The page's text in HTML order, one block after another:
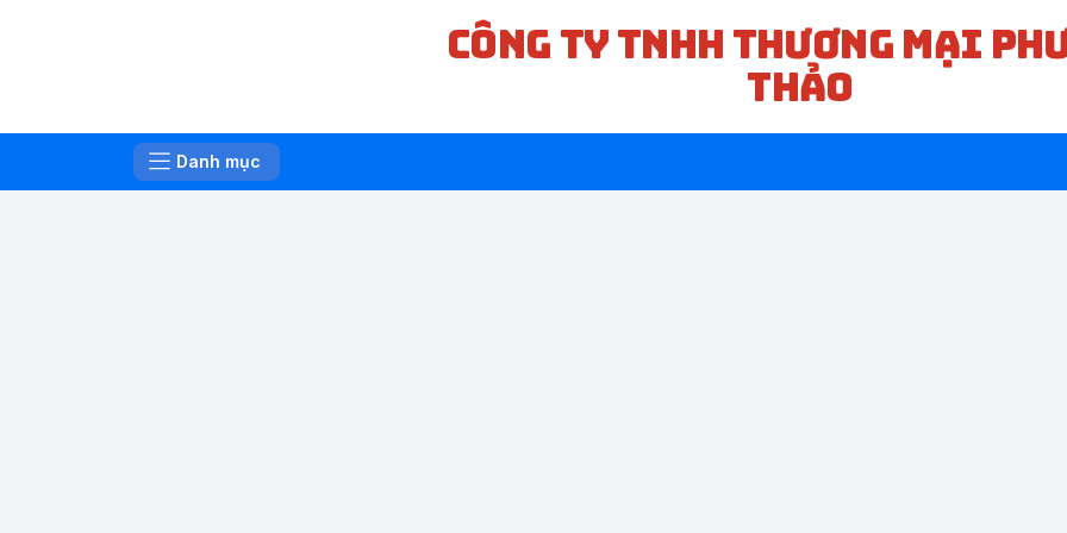
CÔNG TY TNHH THƯƠNG MẠI
THẢO
Danh mục